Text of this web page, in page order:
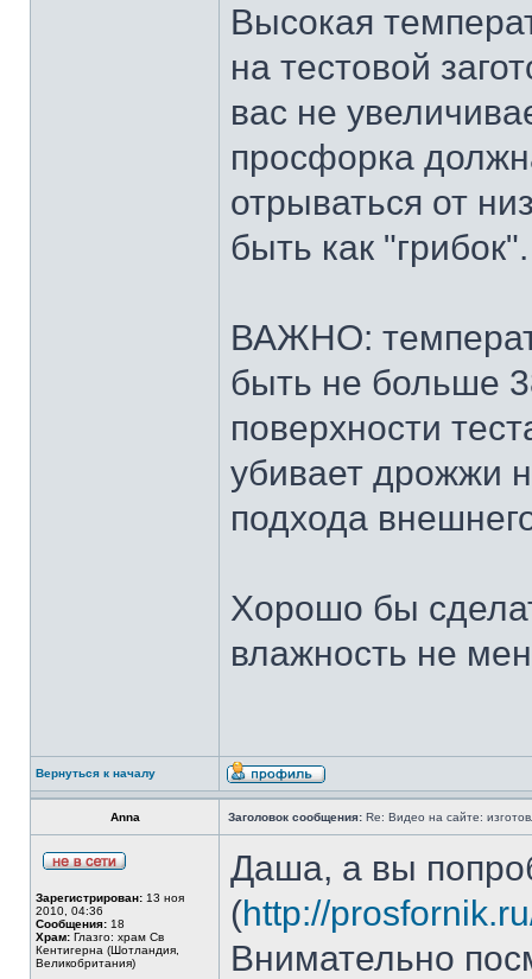
Высокая
на тестовой
вас не
просфорка
отрываться от
быть как "грибок".
ВАЖНО:
быть не больше
поверхности
убивает дрожжи
подхода
Хорошо бы
влажность не
Вернуться к началу
Anna Заголовок сообщения: Re: Видео на сайте:
Зарегистрирован: 13 ноя
2010, 04:36
Сообщения: 18
Храм: Глазго: храм Cв
Кентигерна (Шотландия,
Великобритания)
Даша, а вы
(http://
Внимательно